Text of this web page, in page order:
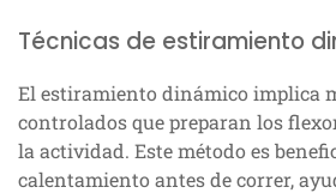
Técnicas de estiramiento
El estiramiento dinámico implica
controlados que preparan los
la actividad. Este método es
calentamiento antes de correr,